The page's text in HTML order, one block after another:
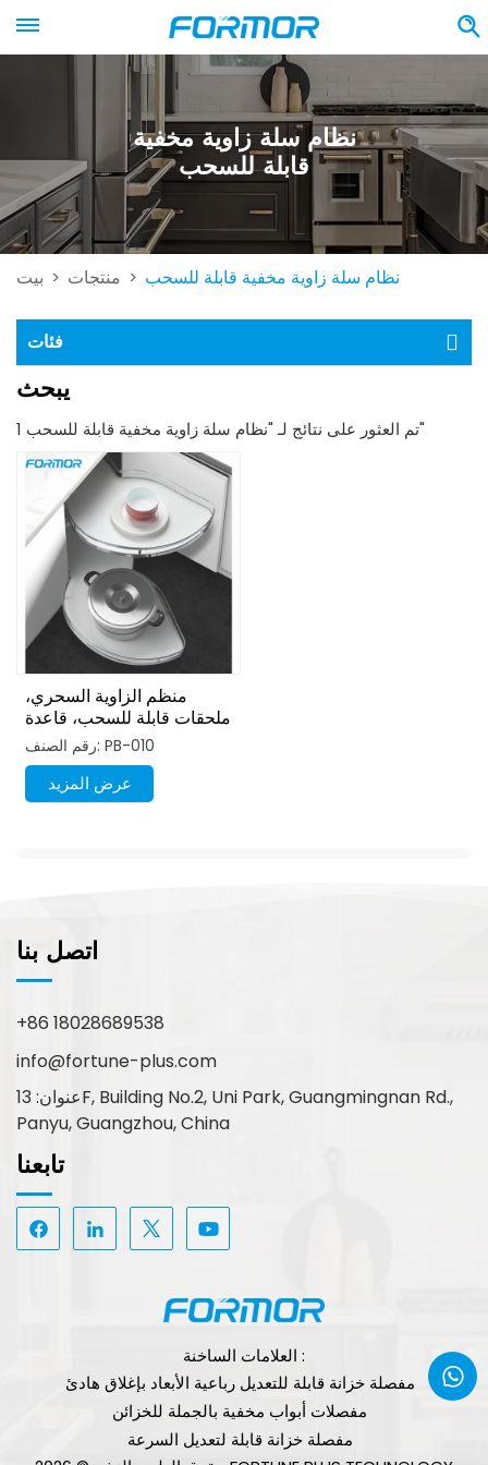
نظام سلة زاوية مخفية
قابلة للسحب
بيت > منتجات > نظام سلة زاوية مخفية قابلة للسحب
فئات
يبحث
1 تم العثور على نتائج لـ "نظام سلة زاوية مخفية قابلة للسحب"
منظم الزاوية السحري،
ملحقات قابلة للسحب، قاعدة
دوارة من خشب MDF
ومعدن
رقم الصنف: PB-010
عرض المزيد
اتصل بنا
+86 18028689538
info@fortune-plus.com
عنوان: 13F, Building No.2, Uni Park, Guangmingnan Rd.,
Panyu, Guangzhou, China
تابعنا
العلامات الساخنة :
مفصلة خزانة قابلة للتعديل رباعية الأبعاد بإغلاق هادئ
مفصلات أبواب مخفية بالجملة للخزائن
مفصلة خزانة قابلة لتعديل السرعة